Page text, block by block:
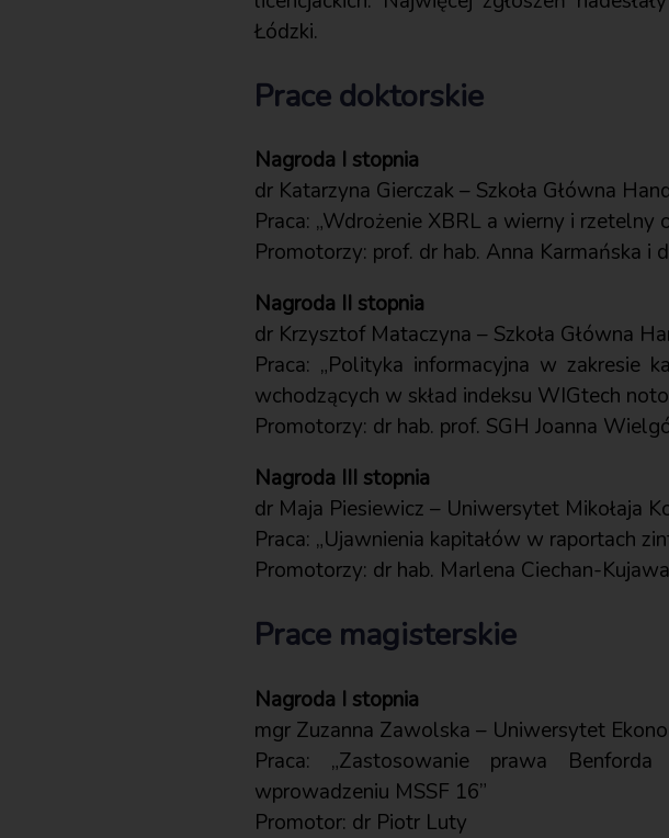
Łódzki.
Prace doktorskie
Nagroda I stopnia
dr Katarzyna Gierczak – Szkoła Główna
Praca: „Wdrożenie XBRL a wierny i rzetelny
Promotorzy: prof. dr hab. Anna Karmańska i
Nagroda II stopnia
dr Krzysztof Mataczyna – Szkoła Główna
Praca: „Polityka informacyjna w zakresie
wchodzących w skład indeksu WIGtech
Promotorzy: dr hab. prof. SGH Joanna
Nagroda III stopnia
dr Maja Piesiewicz – Uniwersytet Mikołaja
Praca: „Ujawnienia kapitałów w raportach
Promotorzy: dr hab. Marlena Ciechan-
Prace magisterskie
Nagroda I stopnia
mgr Zuzanna Zawolska – Uniwersytet
Praca: „Zastosowanie prawa
wprowadzeniu MSSF 16”
Promotor: dr Piotr Luty